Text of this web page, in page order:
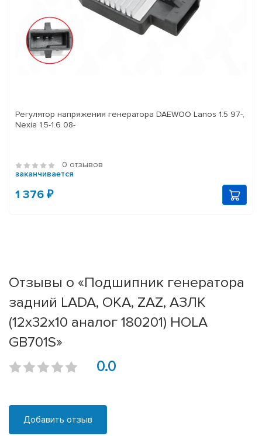
Регулятор напряжения генератора DAEWOO Lanos 1.5 97-,
Nexia 1.5-1.6 08-
0 отзывов
заканчивается
1 376 ₽
Отзывы о «Подшипник генератора
задний LADA, ОКА, ZAZ, АЗЛК
(12x32x10 аналог 180201) HOLA
GB701S»
0.0
Добавить отзыв